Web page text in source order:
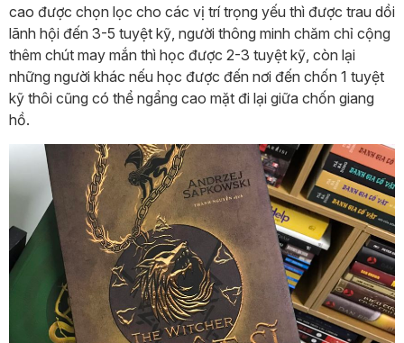
cao được chọn lọc cho các vị trí trọng yếu thì được trau dồi
lãnh hội đến 3-5 tuyệt kỹ, người thông minh chăm chỉ cộng
thêm chút may mắn thì học được 2-3 tuyệt kỹ, còn lại
những người khác nếu học được đến nơi đến chốn 1 tuyệt
kỹ thôi cũng có thể ngẩng cao mặt đi lại giữa chốn giang
hồ.